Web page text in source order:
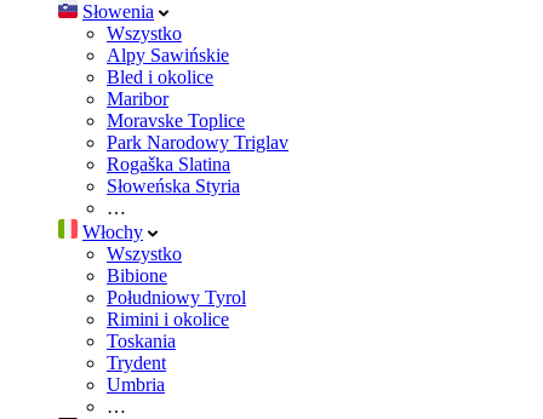
Słowenia
Wszystko
Alpy Sawińskie
Bled i okolice
Maribor
Moravske Toplice
Park Narodowy Triglav
Rogaška Slatina
Słoweńska Styria
…
Włochy
Wszystko
Bibione
Południowy Tyrol
Rimini i okolice
Toskania
Trydent
Umbria
…